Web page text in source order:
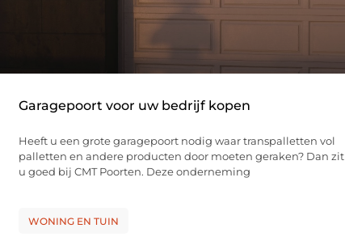
Garagepoort voor uw bedrijf kopen
Heeft u een grote garagepoort nodig waar transpalletten vol
palletten en andere producten door moeten geraken? Dan zit
u goed bij CMT Poorten. Deze onderneming
WONING EN TUIN